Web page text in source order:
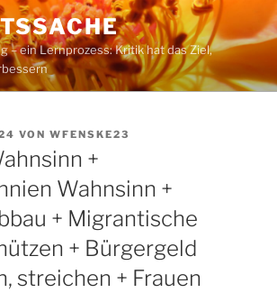
– ein Lernprozess: Kritik hat das Ziel,
VON WFENSKE23
+
Wahnsinn +
+ Migrantische
+ Bürgergeld
streichen + Frauen